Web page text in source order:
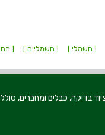
[ חשמלי ] [ חשמליים ] [
בתחום יבוא ושיווק רכיבים, ציוד בדיקה,